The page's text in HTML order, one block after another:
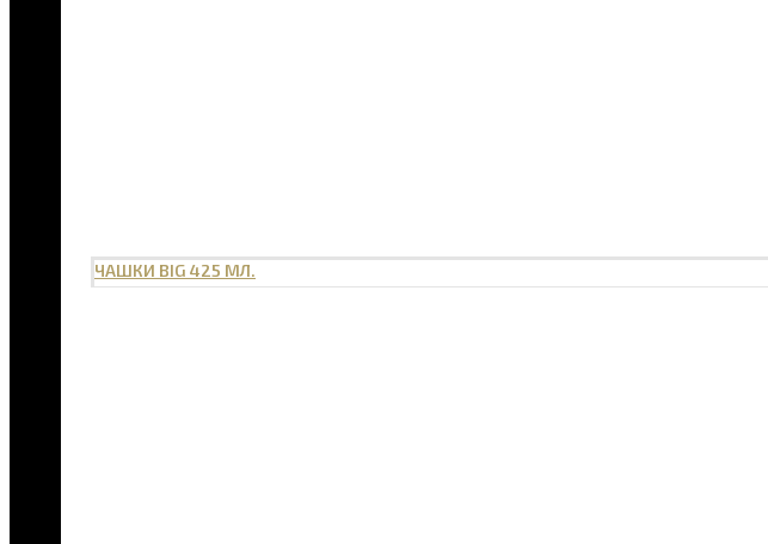
ЧАШКИ BIG 425 МЛ.